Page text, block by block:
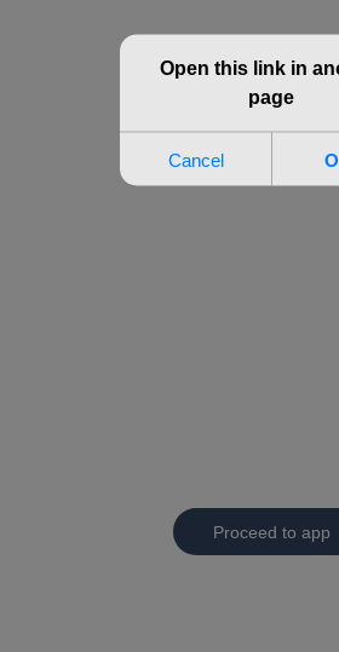
Proceed to app